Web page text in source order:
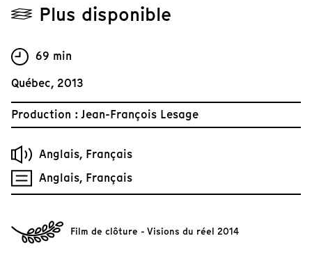
Plus disponible
69 min
Québec, 2013
Production : Jean-François Lesage
Anglais, Français
Anglais, Français
Film de clôture - Visions du réel 2014